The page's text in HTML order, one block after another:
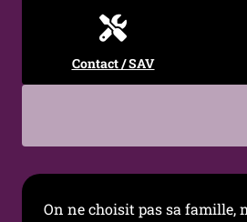
doux,
abrasifs
Contact / SAV
On ne choisit pas sa famille,